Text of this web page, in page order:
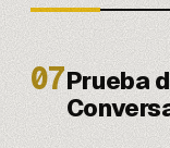
07Prueba